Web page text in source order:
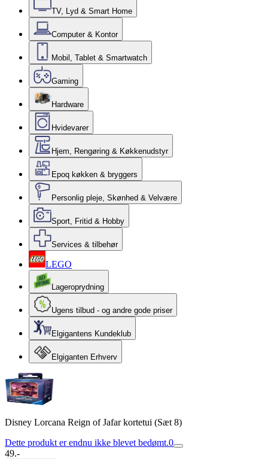
TV, Lyd & Smart Home
Computer & Kontor
Mobil, Tablet & Smartwatch
Gaming
Hardware
Hvidevarer
Hjem, Rengøring & Køkkenudstyr
Epoq køkken & bryggers
Personlig pleje, Skønhed & Velvære
Sport, Fritid & Hobby
Services & tilbehør
LEGO
Lageroprydning
Ugens tilbud - og andre gode priser
Elgigantens Kundeklub
Elgiganten Erhverv
Disney Lorcana Reign of Jafar kortetui (Sæt 8)
Dette produkt er endnu ikke blevet bedømt.0
49.-